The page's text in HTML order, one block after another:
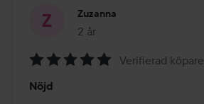
Zuzanna
2 år
Inlägget skapades 2 år
5
Verifierad köpare
Nöjd